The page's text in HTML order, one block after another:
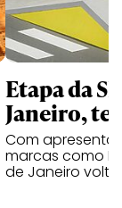
Etapa da
Janeiro,
Com
marcas como
de Janeiro